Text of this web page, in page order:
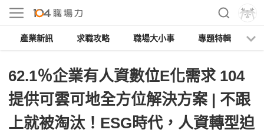
產業新訊 求職攻略 職場大小事 專題特輯
62.1％企業有人資數位E化需求 104
提供可雲可地全方位解決方案 | 不跟
上就被淘汰！ESG時代，人資轉型迫